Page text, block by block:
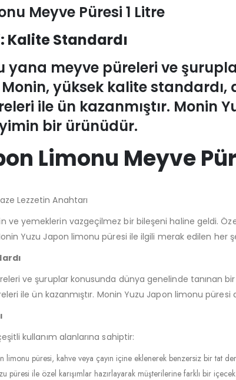
Meyve Püresi 1 Litre
Kalite Standardı
yana meyve püreleri ve
yüksek kalite
ile ün kazanmıştır. Monin
bir ürünüdür.
Limonu Meyve
Lezzetin Anahtarı
yemeklerin vazgeçilmez bir bileşeni haline geldi.
Yuzu Japon limonu püresi ile ilgili merak edilen her
ve şuruplar konusunda dünya genelinde tanınan
ile ün kazanmıştır. Monin Yuzu Japon limonu
kullanım alanlarına sahiptir:
limonu püresi, kahve veya çayın içine eklenerek benzersiz bir tat
püresi ile özel karışımlar hazırlayarak müşterilerine farklı bir